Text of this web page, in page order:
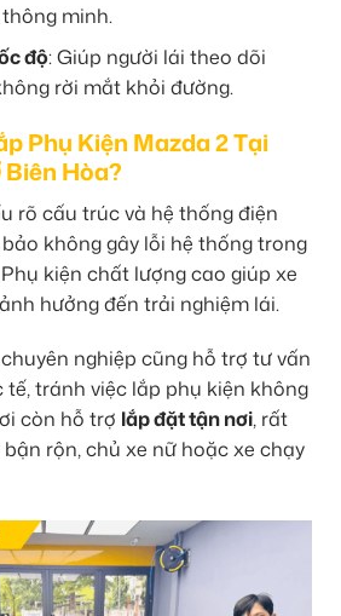
minh.
độ: Giúp người lái theo dõi
rời mắt khỏi đường.
Phụ Kiện Mazda 2 Tại
Hòa?
rõ cấu trúc và hệ thống điện
không gây lỗi hệ thống trong
kiện chất lượng cao giúp xe
hưởng đến trải nghiệm lái.
nghiệp cũng hỗ trợ tư vấn
tránh việc lắp phụ kiện không
còn hỗ trợ lắp đặt tận nơi, rất
rộn, chủ xe nữ hoặc xe chạy